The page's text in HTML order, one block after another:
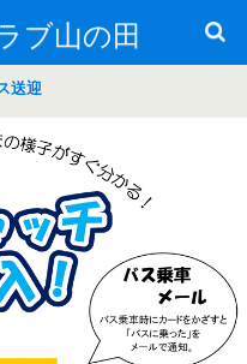
ブ山の田
送迎